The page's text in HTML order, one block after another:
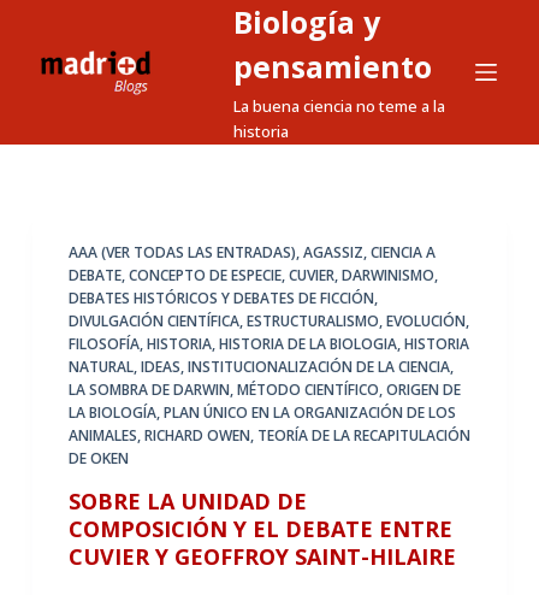
a
Biología y
pensamiento
La buena ciencia no teme a la
historia
AAA (VER TODAS LAS ENTRADAS),AGASSIZ,CIENCIA A
DEBATE,CONCEPTO DE ESPECIE,CUVIER,DARWINISMO,
DEBATES HISTÓRICOS Y DEBATES DE FICCIÓN,
DIVULGACIÓN CIENTÍFICA,ESTRUCTURALISMO,EVOLUCIÓN,
FILOSOFÍA,HISTORIA,HISTORIA DE LA BIOLOGIA,HISTORIA
NATURAL,IDEAS,INSTITUCIONALIZACIÓN DE LA CIENCIA,
LA SOMBRA DE DARWIN,MÉTODO CIENTÍFICO,ORIGEN DE
LA BIOLOGÍA,PLAN ÚNICO EN LA ORGANIZACIÓN DE LOS
ANIMALES,RICHARD OWEN, TEORÍA DE LA RECAPITULACIÓN
DE OKEN
SOBRE LA UNIDAD DE
COMPOSICIÓN Y EL DEBATE ENTRE
CUVIER Y GEOFFROY SAINT-HILAIRE